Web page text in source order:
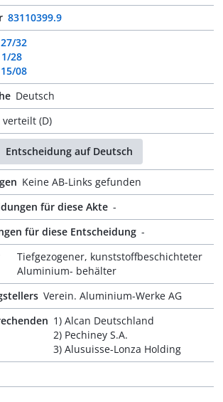
83110399.9
32
28
08
Deutsch
(D)
Entscheidung auf Deutsch
Keine AB-Links gefunden
für diese Akte -
für diese Entscheidung -
Tiefgezogener, kunststoffbeschichteter
Aluminium- behälter
Verein. Aluminium-Werke AG
1) Alcan Deutschland
2) Pechiney S.A.
3) Alusuisse-Lonza Holding